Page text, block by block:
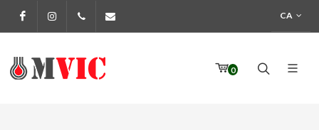
FacebookInstagram972 170 160 CA
0